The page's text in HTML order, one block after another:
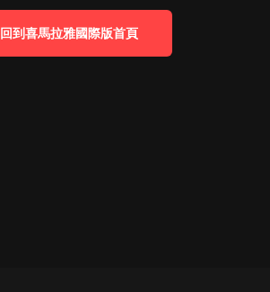
回到喜馬拉雅國際版首頁